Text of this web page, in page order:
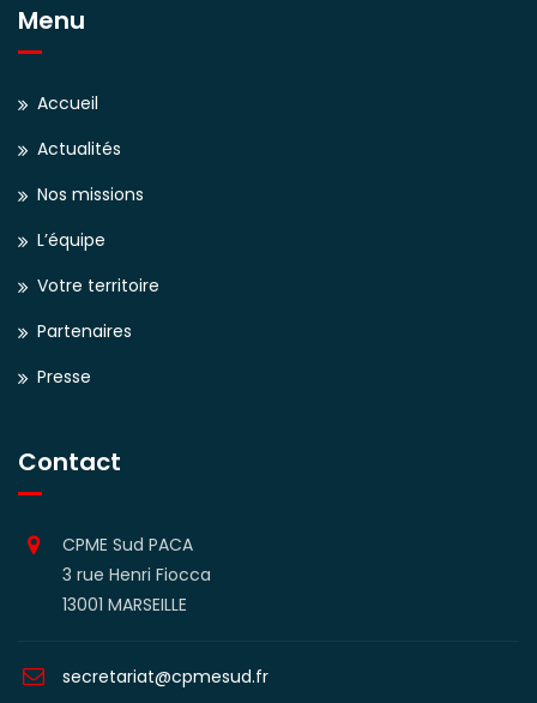
Menu
Accueil
Actualités
Nos missions
L’équipe
Votre territoire
Partenaires
Presse
Contact
CPME Sud PACA
3 rue Henri Fiocca
13001 MARSEILLE
secretariat@cpmesud.fr